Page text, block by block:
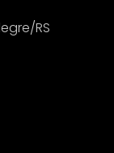
RS